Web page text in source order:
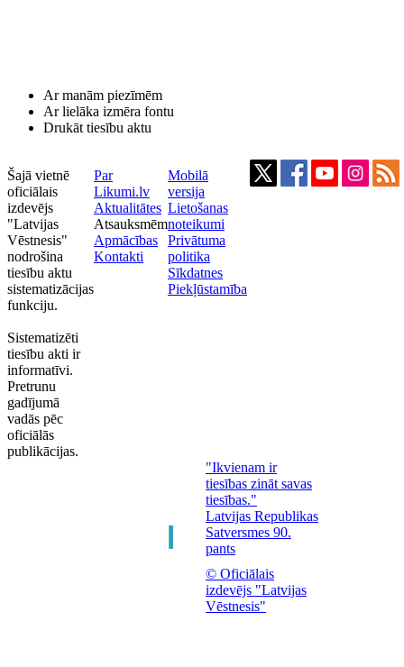
Ar manām piezīmēm
Ar lielāka izmēra fontu
Drukāt tiesību aktu
Šajā vietnē
oficiālais
izdevējs
"Latvijas
Vēstnesis"
nodrošina
tiesību aktu
sistematizācijas
funkciju.
Sistematizēti
tiesību akti ir
informatīvi.
Pretrunu
gadījumā
vadās pēc
oficiālās
publikācijas.
Par
Likumi.lv
Aktualitātes
Atsauksmēm
Apmācības
Kontakti
Mobilā
versija
Lietošanas
noteikumi
Privātuma
politika
Sīkdatnes
Piekļūstamība
"Ikvienam ir
tiesības zināt savas
tiesības."
Latvijas Republikas
Satversmes 90.
pants
© Oficiālais
izdevējs "Latvijas
Vēstnesis"